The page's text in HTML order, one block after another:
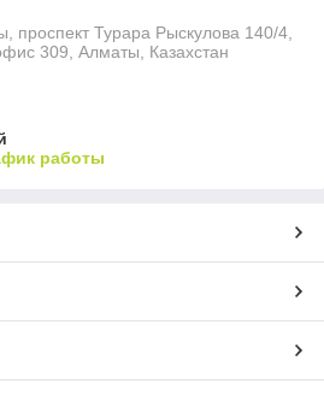
проспект Турара Рыскулова 140/4,
309, Алматы, Казахстан
работы